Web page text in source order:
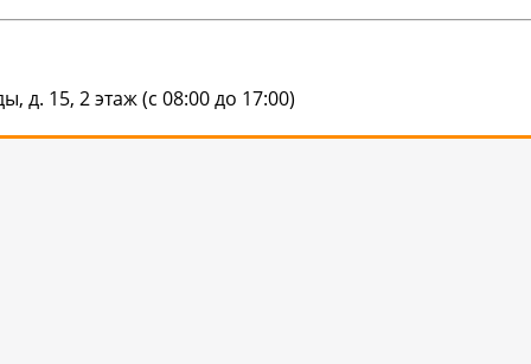
д. 15, 2 этаж (с 08:00 до 17:00)